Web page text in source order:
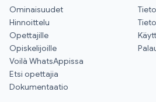
Ominaisuudet
Hinnoittelu
Opettajille
Opiskelijoille
Voilà WhatsAppissa
Etsi opettajia
Dokumentaatio